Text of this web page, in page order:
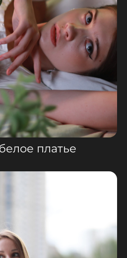
платье